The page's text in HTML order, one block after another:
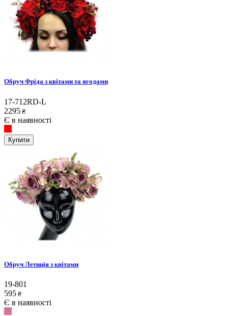
Обруч Фріда з квітами та ягодами
17-712RD-L
2295 ₴
Є в наявності
Купити
Обруч Летиція з квітами
19-801
595 ₴
Є в наявності